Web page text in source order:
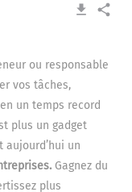
get_app share
ou responsable
vos tâches,
un temps record
plus un gadget
un
Gagnez du
plus